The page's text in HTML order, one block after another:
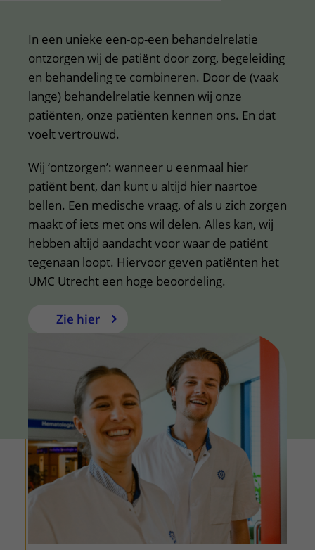
In een unieke een-op-een behandelrelatie
ontzorgen wij de patiënt door zorg, begeleiding
en behandeling te combineren. Door de (vaak
lange) behandelrelatie kennen wij onze
patiënten, onze patiënten kennen ons. En dat
voelt vertrouwd.
Wij ‘ontzorgen’: wanneer u eenmaal hier
patiënt bent, dan kunt u altijd hier naartoe
bellen. Een medische vraag, of als u zich zorgen
maakt of iets met ons wil delen. Alles kan, wij
hebben altijd aandacht voor waar de patiënt
tegenaan loopt. Hiervoor geven patiënten het
UMC Utrecht een hoge beoordeling.
Zie hier